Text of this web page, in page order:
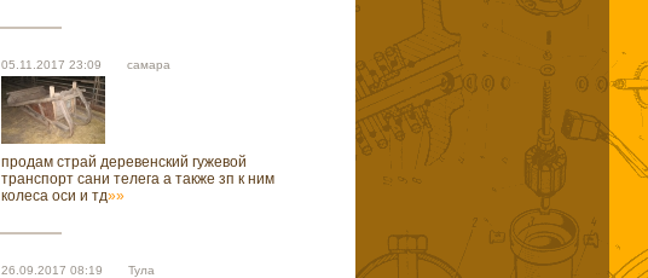
05.11.2017 23:09 cамара
продам страй деревенский гужевой
транспорт сани телега а также зп к ним
колеса оси и тд»»
26.09.2017 08:19 Тула